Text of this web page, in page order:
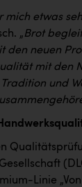
mich etwas
„Brot
den neuen
mit den
und
Linie „Von